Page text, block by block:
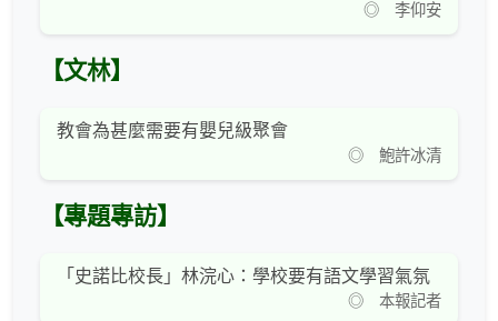
◎ 李仰安
【文林】
教會為甚麼需要有嬰兒級聚會
◎ 鮑許冰清
【專題專訪】
「史諾比校長」林浣心：學校要有語文學習氣氛
◎ 本報記者